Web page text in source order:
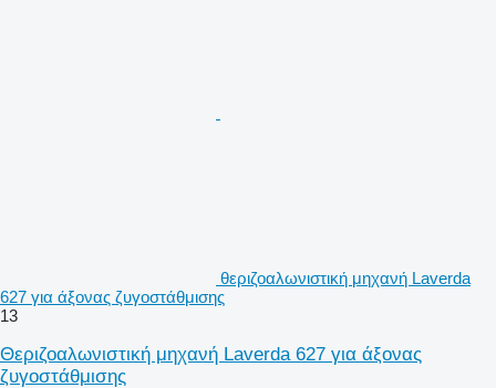
θεριζοαλωνιστική μηχανή Laverda
627 για άξονας ζυγοστάθμισης
13
Θεριζοαλωνιστική μηχανή Laverda 627 για άξονας
ζυγοστάθμισης